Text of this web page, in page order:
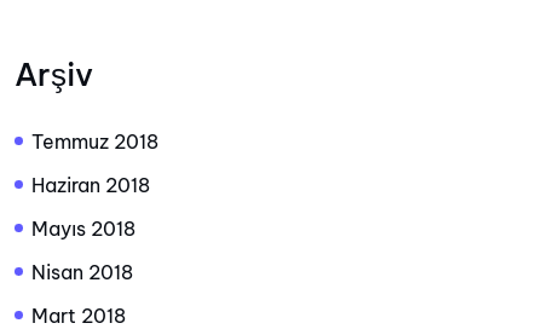
Arşiv
Temmuz 2018
Haziran 2018
Mayıs 2018
Nisan 2018
Mart 2018